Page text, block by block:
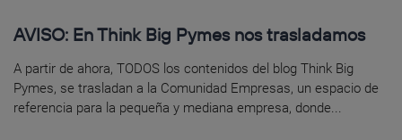
AVISO: En Think Big Pymes nos trasladamos
A partir de ahora, TODOS los contenidos del blog Think Big
Pymes, se trasladan a la Comunidad Empresas, un espacio de
referencia para la pequeña y mediana empresa, donde...